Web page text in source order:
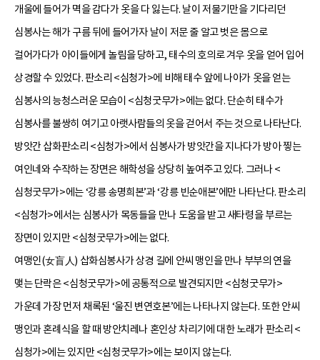
개울에 들어가 멱을 감다가 옷을 다 잃는다. 날이 저물기만을 기다리던
심봉사는 해가 구름 뒤에 들어가자 날이 저문 줄 알고 벗은 몸으로
걸어가다가 아이들에게 놀림을 당하고, 태수의 호의로 겨우 옷을 얻어 입어
상경할 수 있었다. 판소리 <심청가>에 비해 태수 앞에 나아가 옷을 얻는
심봉사의 능청스러운 모습이 <심청굿무가>에는 없다. 단순히 태수가
심봉사를 불쌍히 여기고 아랫사람들의 옷을 걷어서 주는 것으로 나타난다.
방앗간 삽화판소리 <심청가>에서 심봉사가 방앗간을 지나다가 방아 찧는
여인네와 수작하는 장면은 해학성을 상당히 높여주고 있다. 그러나 <
심청굿무가>에는 ‘강릉 송명희본’과 ‘강릉 빈순애본’에만 나타난다. 판소리
<심청가>에서는 심봉사가 목동들을 만나 도움을 받고 새타령을 부르는
장면이 있지만 <심청굿무가>에는 없다.
여맹인(女盲人) 삽화심봉사가 상경 길에 안씨 맹인을 만나 부부의 연을
맺는 단락은 <심청굿무가>에 공통적으로 발견되지만 <심청굿무가>
가운데 가장 먼저 채록된 ‘울진 변연호본’에는 나타나지 않는다. 또한 안씨
맹인과 혼례식을 할 때 방안치레나 혼인상 차리기에 대한 노래가 판소리 <
심청가>에는 있지만 <심청굿무가>에는 보이지 않는다.